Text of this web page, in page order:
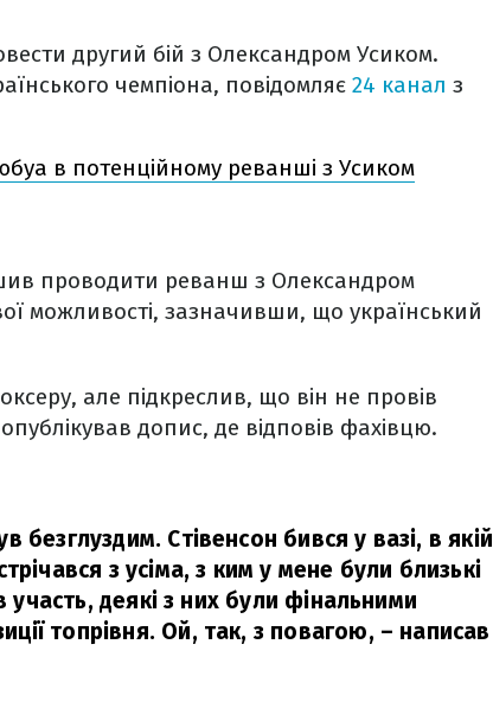
другий бій з Олександром Усиком.
чемпіона, повідомляє 24 канал з
в потенційному реванші з Усиком
проводити реванш з Олександром
можливості, зазначивши, що український
але підкреслив, що він не провів
допис, де відповів фахівцю.
Стівенсон бився у вазі, в якій
з усіма, з ким у мене були близькі
участь, деякі з них були фінальними
топрівня. Ой, так, з повагою, – написав